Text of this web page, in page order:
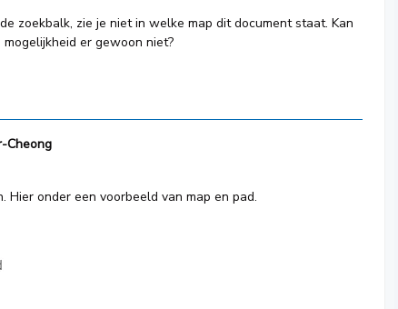
zoekbalk, zie je niet in welke map dit document staat. Kan
er gewoon niet?
Cheong
Hier onder een voorbeeld van map en pad.